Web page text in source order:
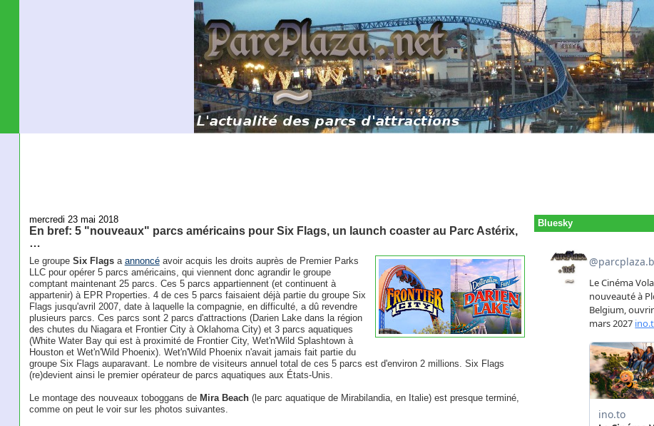
mercredi 23 mai 2018
En bref: 5 "nouveaux" parcs américains pour Six Flags, un launch coaster au Parc Astérix,
Le groupe Six Flagsa annoncéavoir acquis les droits auprès de Premier Parks
LLC pour opérer 5 parcs américains, qui viennent donc agrandir le groupe
comptant maintenant 25 parcs. Ces 5 parcs appartiennent (et continuent à
appartenir) à EPR Properties. 4 de ces 5 parcs faisaient déjà partie du groupe Six
Flags jusqu'avril 2007, date à laquelle la compagnie, en difficulté, a dû revendre
plusieurs parcs. Ces parcs sont 2 parcs d'attractions (Darien Lake dans la région
des chutes du Niagara et Frontier City à Oklahoma City) et 3 parcs aquatiques
(White Water Bay qui est à proximité de Frontier City, Wet'n'Wild Splashtown à
Houston et Wet'n'Wild Phoenix). Wet'n'Wild Phoenix n'avait jamais fait partie du
groupe Six Flags auparavant. Le nombre de visiteurs annuel total de ces 5 parcs est d'environ 2 millions. Six Flags
(re)devient ainsi le premier opérateur de parcs aquatiques aux États-Unis.
Le montage des nouveaux toboggans de Mira Beach(le parc aquatique de Mirabilandia, en Italie) est presque terminé,
comme on peut le voir sur les photos suivantes.
Bluesky